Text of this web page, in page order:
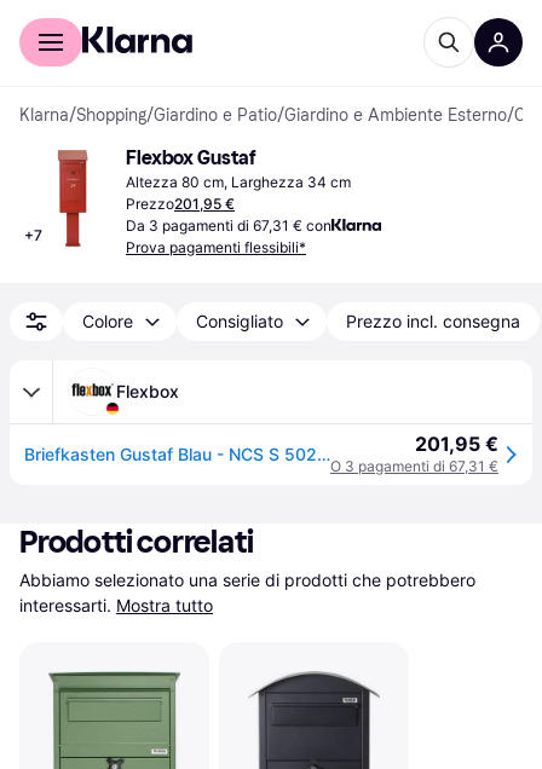
Per il tuo shopping
Klarna/Shopping/Giardino e Patio/Giardino e Ambiente Esterno/
+7
Flexbox Gustaf
Altezza 80 cm, Larghezza 34 cm
Prezzo201,95 €
Da 3 pagamenti di 67,31 € con
Prova pagamenti flessibili*
Colore Consigliato Prezzo incl. consegna
Flexbox
Briefkasten Gustaf Blau - NCS S 5020-R90B 201,95 €
O 3 pagamenti di 67,31 €
Prodotti correlati
Abbiamo selezionato una serie di prodotti che potrebbero
interessarti. Mostra tutto